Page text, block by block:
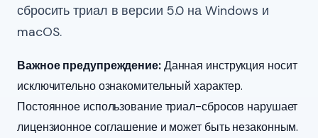
сбросить триал в версии 5.0 на Windows и
macOS.
Важное предупреждение:Данная инструкция носит
исключительно ознакомительный характер.
Постоянное использование триал-сбросов нарушает
лицензионное соглашение и может быть незаконным.